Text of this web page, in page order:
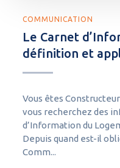
COMMUNICATION
Le Carnet
définition et
Vous êtes
vous recherchez des
d’Information du
Depuis quand est-il
Comm...